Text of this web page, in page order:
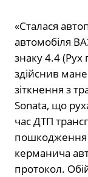
«Сталася
автомобіля
знаку 4.4
здійснив
зіткнення з
Sonata, що
час ДТП
пошкодження
керманича
протокол.